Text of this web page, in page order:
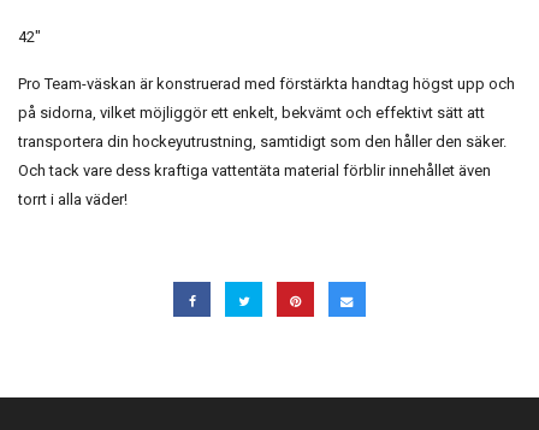
42"
Pro Team-väskan är konstruerad med förstärkta handtag högst upp och
på sidorna, vilket möjliggör ett enkelt, bekvämt och effektivt sätt att
transportera din hockeyutrustning, samtidigt som den håller den säker.
Och tack vare dess kraftiga vattentäta material förblir innehållet även
torrt i alla väder!